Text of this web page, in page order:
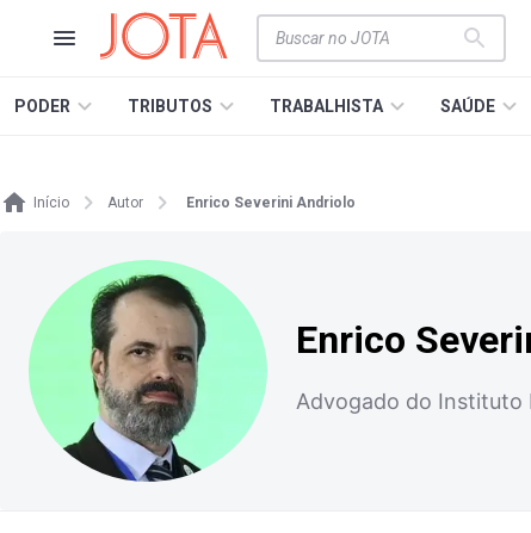
PODER TRIBUTOS TRABALHISTA SAÚDE
Início Autor Enrico Severini Andriolo
Enrico
Advogado do Instituto